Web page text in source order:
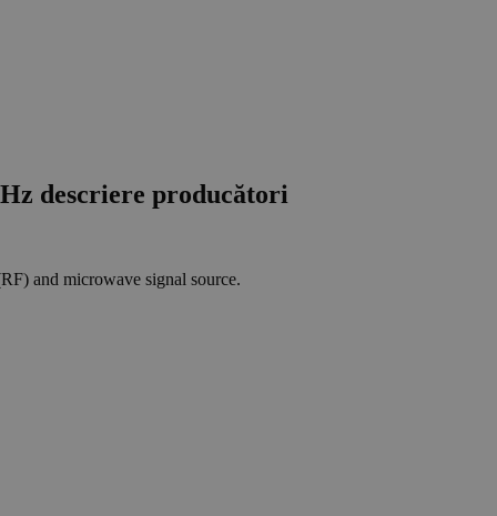
descriere producători
and microwave signal source.